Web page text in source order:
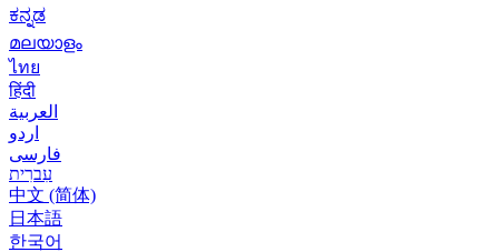
ಕನ್ನಡ
മലയാളം
ไทย
हिंदी
العربية
اردو
فارسی
עִברִית
中文 (简体)
日本語
한국어